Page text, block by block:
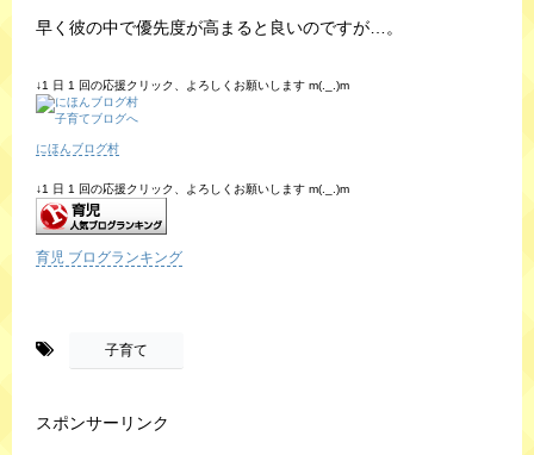
早く彼の中で優先度が高まると良いのですが…。
↓1 日 1 回の応援クリック、よろしくお願いします m(._.)m
にほんブログ村
↓1 日 1 回の応援クリック、よろしくお願いします m(._.)m
育児 ブログランキング
子育て
スポンサーリンク